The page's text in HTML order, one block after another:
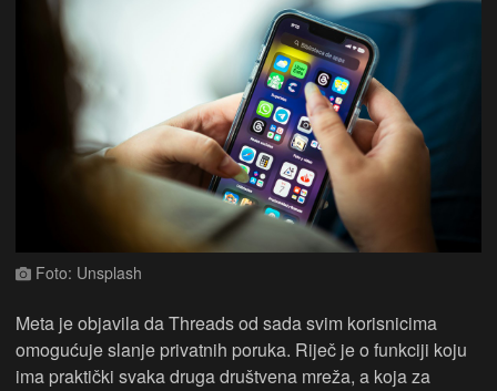
Foto: Unsplash
Meta je objavila da Threads od sada svim korisnicima
omogućuje slanje privatnih poruka. Riječ je o funkciji koju
ima praktički svaka druga društvena mreža, a koja za